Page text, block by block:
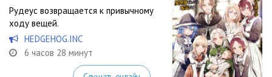
Рудеус возвращается к привычному
ходу вещей.
HEDGEHOG.INC
6 часов 28 минут